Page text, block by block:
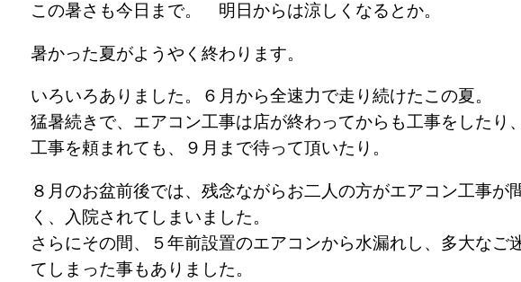
この暑さも今日まで。 明日からは涼しくなるとか。
暑かった夏がようやく終わります。
いろいろありました。６月から全速力で走り続けたこの夏。
猛暑続きで、エアコン工事は店が終わってからも工事をしたり
工事を頼まれても、９月まで待って頂いたり。
８月のお盆前後では、残念ながらお二人の方がエアコン工事が
く、入院されてしまいました。
さらにその間、５年前設置のエアコンから水漏れし、多大なご
てしまった事もありました。